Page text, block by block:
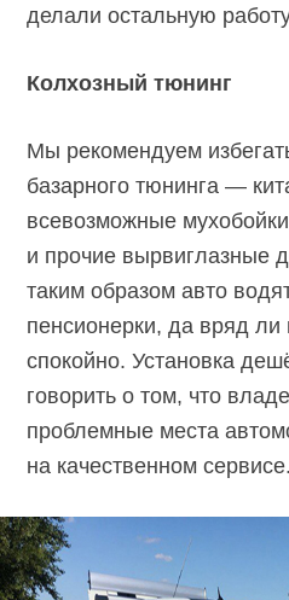
делали остальную
Колхозный тюнинг
Мы рекомендуем
базарного тюнинга —
всевозможные
и прочие вырвиглазные
таким образом авто
пенсионерки, да вряд
спокойно. Установка
говорить о том, что
проблемные места
на качественном сервисе.